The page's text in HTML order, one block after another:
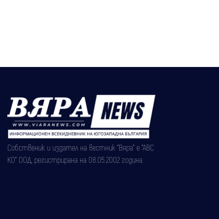
Собственик и издател на вестник "Вяра" е "АВС
КО" ООД, регистрирана на 08.05.2002 година.